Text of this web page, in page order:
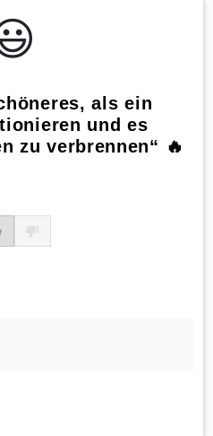
als ein
und es
zu verbrennen“ 🔥